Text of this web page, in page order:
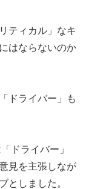
ティカル」なキ
はならないのか
ドライバー」も
ドライバー」
見を主張しなが
としました。